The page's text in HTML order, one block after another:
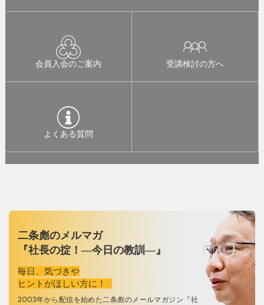
会員入会のご案内 受講検討の方へ
よくある質問
二条彪のメルマガ
『社長の掟！―今日の教訓―』
毎日、気づきや
ヒントがほしい方に！
2003年から配信を始めた二条彪のメールマガジン『社